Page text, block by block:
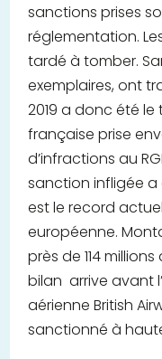
sanctions prises
réglementation.
tardé à tomber.
exemplaires, ont
2019 a donc été
française prise
d’infractions au
sanction infligée a
est le record
européenne.
près de 114
bilan arrive avant
aérienne British
sanctionné à